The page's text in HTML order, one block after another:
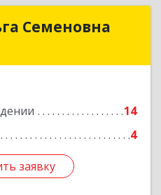
Семеновна
14
4
заявку
Семеновна
Подробнее
заявку